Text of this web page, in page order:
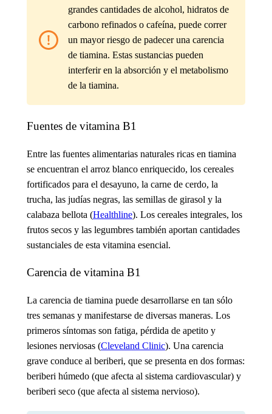
grandes cantidades de alcohol, hidratos de
carbono refinados o cafeína, puede correr
un mayor riesgo de padecer una carencia
de tiamina. Estas sustancias pueden
interferir en la absorción y el metabolismo
de la tiamina.
Fuentes de vitamina B1
Entre las fuentes alimentarias naturales ricas en tiamina
se encuentran el arroz blanco enriquecido, los cereales
fortificados para el desayuno, la carne de cerdo, la
trucha, las judías negras, las semillas de girasol y la
calabaza bellota (Healthline). Los cereales integrales, los
frutos secos y las legumbres también aportan cantidades
sustanciales de esta vitamina esencial.
Carencia de vitamina B1
La carencia de tiamina puede desarrollarse en tan sólo
tres semanas y manifestarse de diversas maneras. Los
primeros síntomas son fatiga, pérdida de apetito y
lesiones nerviosas (Cleveland Clinic). Una carencia
grave conduce al beriberi, que se presenta en dos formas:
beriberi húmedo (que afecta al sistema cardiovascular) y
beriberi seco (que afecta al sistema nervioso).